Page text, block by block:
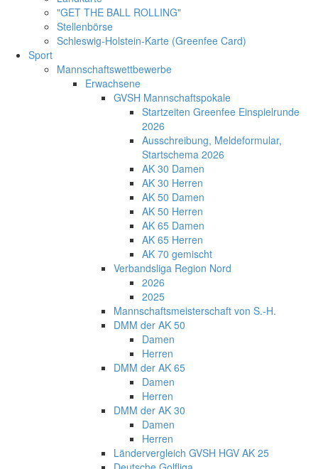
"GET THE BALL ROLLING"
Stellenbörse
Schleswig-Holstein-Karte (Greenfee Card)
Sport
Mannschaftswettbewerbe
Erwachsene
GVSH Mannschaftspokale
Startzeiten Greenfee Einspielrunde
2026
Ausschreibung, Meldeformular,
Startschema 2026
AK 30 Damen
AK 30 Herren
AK 50 Damen
AK 50 Herren
AK 65 Damen
AK 65 Herren
AK 70 gemischt
Verbandsliga Region Nord
2026
2025
Mannschaftsmeisterschaft von S.-H.
DMM der AK 50
Damen
Herren
DMM der AK 65
Damen
Herren
DMM der AK 30
Damen
Herren
Ländervergleich GVSH HGV AK 25